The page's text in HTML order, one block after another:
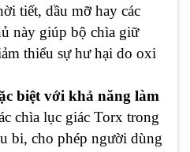
tiết, dầu mỡ hay các
này giúp bộ chìa giữ
thiểu sự hư hại do oxi
biệt với khả năng làm
chìa lục giác Torx trong
bi, cho phép người dùng